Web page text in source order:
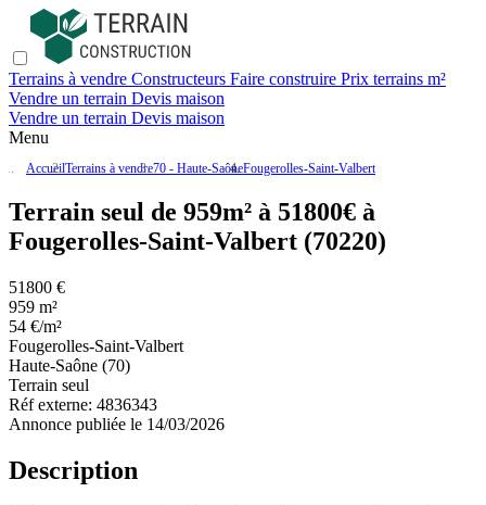
Terrains à vendre Constructeurs Faire construire Prix terrains m²
Vendre un terrain Devis maison
Vendre un terrain Devis maison
Menu
AccueilTerrains à vendre70 - Haute-SaôneFougerolles-Saint-Valbert
Terrain seul de 959m² à 51800€ à
Fougerolles-Saint-Valbert (70220)
51800 €
959 m²
54 €/m²
Fougerolles-Saint-Valbert
Haute-Saône (70)
Terrain seul
Réf externe: 4836343
Annonce publiée le 14/03/2026
Description